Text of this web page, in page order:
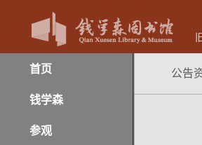
首页
钱学森
参观
公告